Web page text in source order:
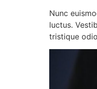
Nunc
luctus.
tristique